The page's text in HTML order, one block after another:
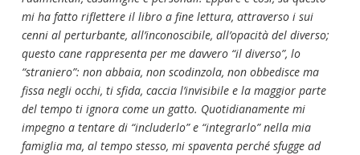
mi ha fatto riflettere il libro a fine lettura, attraverso i sui
cenni al perturbante, all’inconoscibile, all’opacità del diverso;
questo cane rappresenta per me davvero “il diverso”, lo
“straniero”: non abbaia, non scodinzola, non obbedisce ma
fissa negli occhi, ti sfida, caccia l’invisibile e la maggior parte
del tempo ti ignora come un gatto. Quotidianamente mi
impegno a tentare di “includerlo” e “integrarlo” nella mia
famiglia ma, al tempo stesso, mi spaventa perché sfugge ad